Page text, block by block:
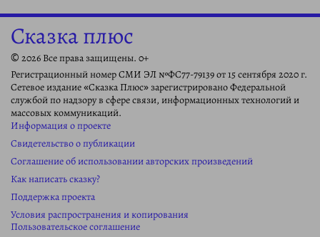
Сказка плюс
© 2026 Все права защищены. 0+
Регистрационный номер СМИ ЭЛ №ФС77-79139 от 15 сентября 2020 г.
Сетевое издание «Сказка Плюс» зарегистрировано Федеральной
службой по надзору в сфере связи, информационных технологий и
массовых коммуникаций.
Информация о проекте
Свидетельство о публикации
Соглашение об использовании авторских произведений
Как написать сказку?
Поддержка проекта
Условия распространения и копирования
Пользовательское соглашение